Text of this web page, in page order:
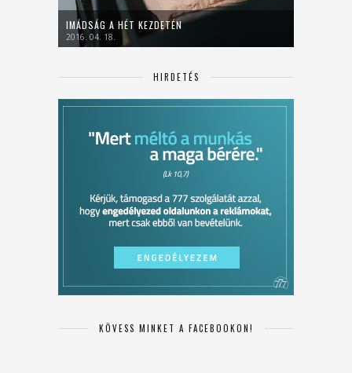
IMÁDSÁG A HÉT KEZDETÉN
2016. 04. 18.
HIRDETÉS
KÖVESS MINKET A FACEBOOKON!